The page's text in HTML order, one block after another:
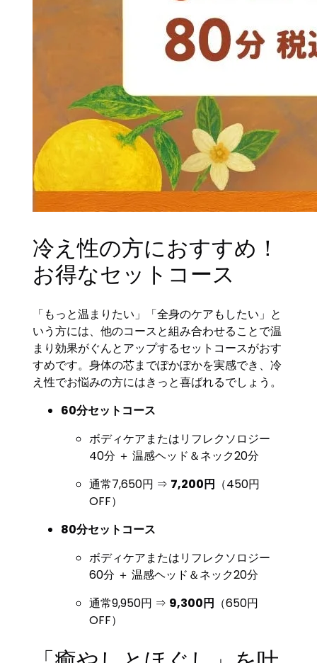
冷え性の方におすすめ！
お得なセットコース
「もっと温まりたい」「全身のケアもしたい」と
いう方には、他のコースと組み合わせることで温
まり効果がぐんとアップするセットコースがおす
すめです。身体の芯までぽかぽかを実感でき、冷
え性でお悩みの方にはきっと喜ばれるでしょう。
60分セットコース
ボディケアまたはリフレクソロジー
40分 ＋ 温感ヘッド＆ネック20分
通常7,650円 ⇒ 7,200円 （450円
OFF）
80分セットコース
ボディケアまたはリフレクソロジー
60分 ＋ 温感ヘッド＆ネック20分
通常9,950円 ⇒ 9,300円 （650円
OFF）